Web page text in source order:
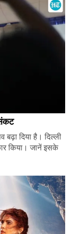
दिया है। दिल्ली
किया। जानें इसके